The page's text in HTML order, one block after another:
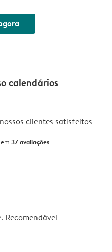
calendários
clientes satisfeitos
37 avaliações
Recomendável